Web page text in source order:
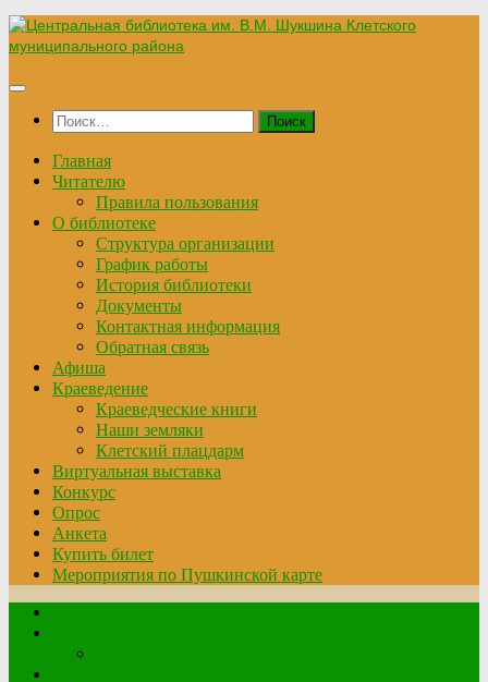
Перейти
к
Найти:
Главная
Читателю
Правила пользования
О библиотеке
Структура организации
График работы
История библиотеки
Документы
Контактная информация
Обратная связь
Афиша
Краеведение
Краеведческие книги
Наши земляки
Клетский плацдарм
Виртуальная выставка
Конкурс
Опрос
Анкета
Купить билет
Мероприятия по Пушкинской карте